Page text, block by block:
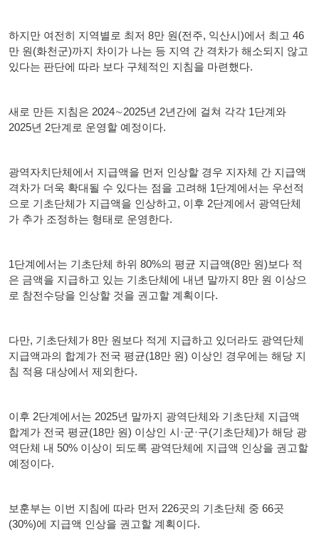
하지만 여전히 지역별로 최저 8만 원(전주, 익산시)에서 최고 46
만 원(화천군)까지 차이가 나는 등 지역 간 격차가 해소되지 않고
있다는 판단에 따라 보다 구체적인 지침을 마련했다.
새로 만든 지침은 2024∼2025년 2년간에 걸쳐 각각 1단계와
2025년 2단계로 운영할 예정이다.
광역자치단체에서 지급액을 먼저 인상할 경우 지자체 간 지급액
격차가 더욱 확대될 수 있다는 점을 고려해 1단계에서는 우선적
으로 기초단체가 지급액을 인상하고, 이후 2단계에서 광역단체
가 추가 조정하는 형태로 운영한다.
1단계에서는 기초단체 하위 80%의 평균 지급액(8만 원)보다 적
은 금액을 지급하고 있는 기초단체에 내년 말까지 8만 원 이상으
로 참전수당을 인상할 것을 권고할 계획이다.
다만, 기초단체가 8만 원보다 적게 지급하고 있더라도 광역단체
지급액과의 합계가 전국 평균(18만 원) 이상인 경우에는 해당 지
침 적용 대상에서 제외한다.
이후 2단계에서는 2025년 말까지 광역단체와 기초단체 지급액
합계가 전국 평균(18만 원) 이상인 시·군·구(기초단체)가 해당 광
역단체 내 50% 이상이 되도록 광역단체에 지급액 인상을 권고할
예정이다.
보훈부는 이번 지침에 따라 먼저 226곳의 기초단체 중 66곳
(30%)에 지급액 인상을 권고할 계획이다.